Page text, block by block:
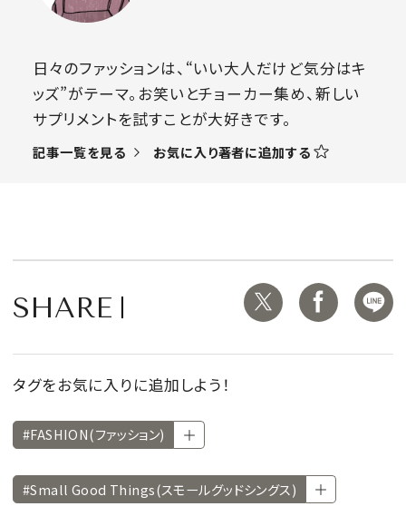
日々のファッションは、“いい大人だけど気分はキ
ッズ”がテーマ。お笑いとチョーカー集め、新しい
サプリメントを試すことが大好きです。
記事一覧を見る お気に入り著者に追加する
SHARE
タグをお気に入りに追加しよう！
#FASHION(ファッション)
#Small Good Things(スモールグッドシングス)